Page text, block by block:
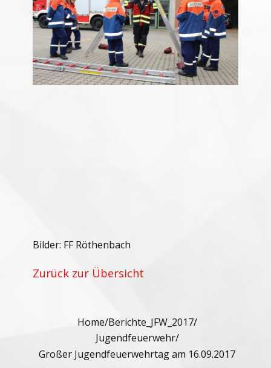
Bilder: FF Röthenbach
Zurück zur Übersicht
Home/Berichte_JFW_2017/
Jugendfeuerwehr/
Großer Jugendfeuerwehrtag am 16.09.2017